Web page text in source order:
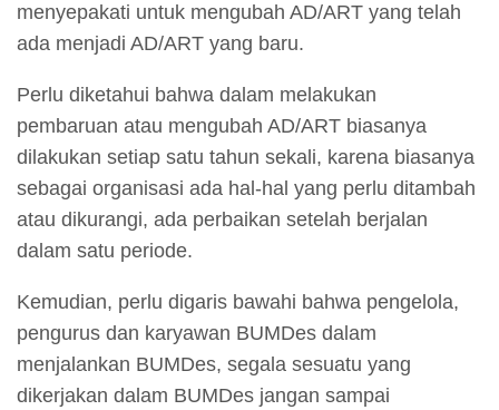
menyepakati untuk mengubah AD/ART yang telah
ada menjadi AD/ART yang baru.
Perlu diketahui bahwa dalam melakukan
pembaruan atau mengubah AD/ART biasanya
dilakukan setiap satu tahun sekali, karena biasanya
sebagai organisasi ada hal-hal yang perlu ditambah
atau dikurangi, ada perbaikan setelah berjalan
dalam satu periode.
Kemudian, perlu digaris bawahi bahwa pengelola,
pengurus dan karyawan BUMDes dalam
menjalankan BUMDes, segala sesuatu yang
dikerjakan dalam BUMDes jangan sampai